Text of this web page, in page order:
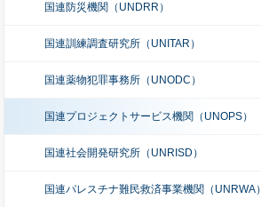
国連防災機関（UNDRR）
国連訓練調査研究所（UNITAR）
国連薬物犯罪事務所（UNODC）
国連プロジェクトサービス機関（UNOPS）
国連社会開発研究所（UNRISD）
国連パレスチナ難民救済事業機関（UNRWA）